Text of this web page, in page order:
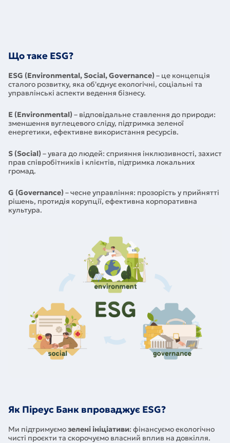
Що таке ESG?
ESG (Environmental, Social, Governance) – це концепція
сталого розвитку, яка об'єднує екологічні, соціальні та
управлінські аспекти ведення бізнесу.
E (Environmental) – відповідальне ставлення до природи:
зменшення вуглецевого сліду, підтримка зеленої
енергетики, ефективне використання ресурсів.
S (Social) – увага до людей: сприяння інклюзивності, захист
прав співробітників і клієнтів, підтримка локальних
громад.
G (Governance) – чесне управління: прозорість у прийнятті
рішень, протидія корупції, ефективна корпоративна
культура.
Як Піреус Банк впроваджує ESG?
Ми підтримуємозелені ініціативи: фінансуємо екологічно
чисті проєкти та скорочуємо власний вплив на довкілля.